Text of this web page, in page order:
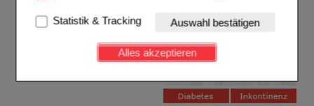
Website notwendig sind (z.B. Navigation, Warenkorb,
Kundenkonto), weshalb auf diese nicht verzichtet
werden kann.
Einkaufserlebnis noch ansprechender zu gestalten,
beispielsweise für die Wiedererkennung des
Statistik & Tracking Auswahl bestätigen
Alles akzeptieren